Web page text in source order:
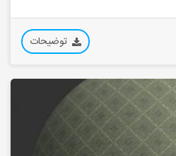
توضیحات